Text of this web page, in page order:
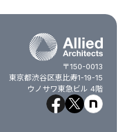
〒150-0013
東京都渋谷区恵比寿1-19-15
ウノサワ東急ビル 4階